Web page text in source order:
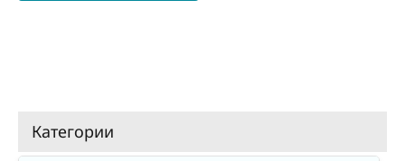
Категории